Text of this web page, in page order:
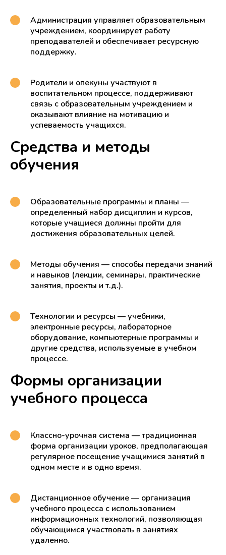
Администрация управляет образовательным
учреждением, координирует работу
преподавателей и обеспечивает ресурсную
поддержку.
Родители и опекуны участвуют в
воспитательном процессе, поддерживают
связь с образовательным учреждением и
оказывают влияние на мотивацию и
успеваемость учащихся.
Средства и методы
обучения
Образовательные программы и планы —
определенный набор дисциплин и курсов,
которые учащиеся должны пройти для
достижения образовательных целей.
Методы обучения — способы передачи знаний
и навыков (лекции, семинары, практические
занятия, проекты и т.д.).
Технологии и ресурсы — учебники,
электронные ресурсы, лабораторное
оборудование, компьютерные программы и
другие средства, используемые в учебном
процессе.
Формы организации
учебного процесса
Классно-урочная система — традиционная
форма организации уроков, предполагающая
регулярное посещение учащимися занятий в
одном месте и в одно время.
Дистанционное обучение — организация
учебного процесса с использованием
информационных технологий, позволяющая
обучающимся участвовать в занятиях
удаленно.